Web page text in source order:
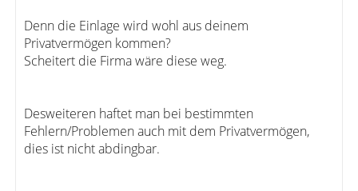
Denn die Einlage wird wohl aus deinem
Privatvermögen kommen?
Scheitert die Firma wäre diese weg.
Desweiteren haftet man bei bestimmten
Fehlern/Problemen auch mit dem Privatvermögen,
dies ist nicht abdingbar.